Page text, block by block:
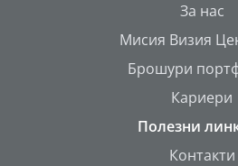
За нас
Мисия Визия
Брошури
Кариери
Полезни
Контакти